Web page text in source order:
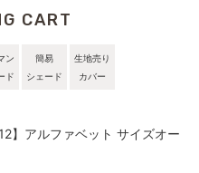
CART
ン
ド
簡易
シェード
生地売り
カバー
】アルファベット サイズオー